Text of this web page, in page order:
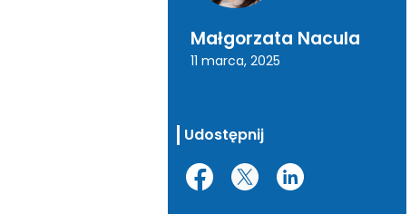
Małgorzata Nacula
11 marca, 2025
Udostępnij